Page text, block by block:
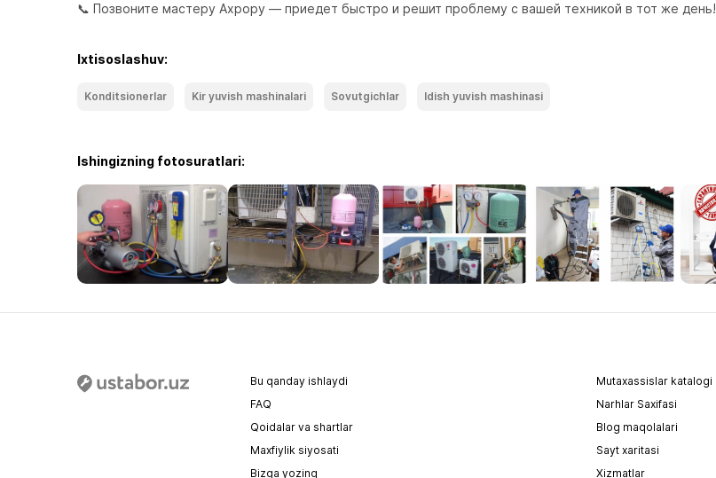
📞 Позвоните мастеру Ахрору — приедет быстро и решит проблему с вашей техникой в тот же день!
Ixtisoslashuv:
Konditsionerlar Kir yuvish mashinalari Sovutgichlar Idish yuvish mashinasi
Ishingizning fotosuratlari:
Bu qanday ishlaydi
Mutaxassislar katalogi
FAQ
Narhlar Saxifasi
Qoidalar va shartlar
Blog maqolalari
Maxfiylik siyosati
Sayt xaritasi
Bizga yozing
Xizmatlar